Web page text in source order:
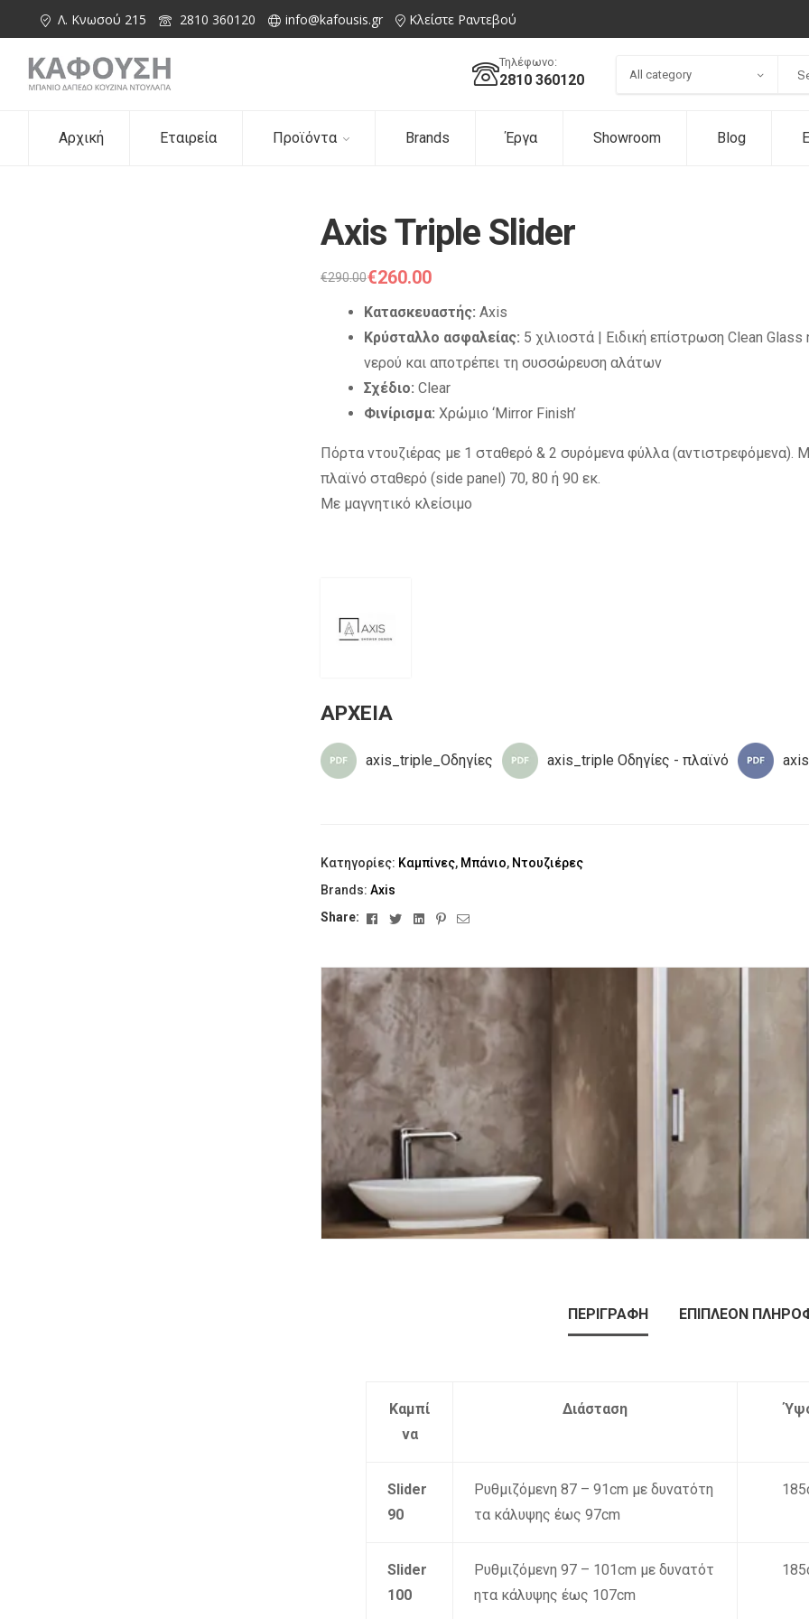
Λ. Κνωσού 215 2810 360120 info@kafousis.gr Κλείστε Ραντεβού
Τηλέφωνο:
2810 360120 All category
Αρχική Εταιρεία Προϊόντα Brands Έργα Showroom Blog
Axis Triple Slider
€290.00€260.00
Κατασκευαστής: Axis
Κρύσταλλο ασφαλείας: 5 χιλιοστά | Ειδική επίστρωση Clean
νερού και αποτρέπει τη συσσώρευση αλάτων
Σχέδιο: Clear
Φινίρισμα: Χρώμιο ‘Mirror Finish’
Πόρτα ντουζιέρας με 1 σταθερό & 2 συρόμενα φύλλα (αντιστρεφόμενα).
πλαϊνό σταθερό (side panel) 70, 80 ή 90 εκ.
Με μαγνητικό κλείσιμο
ΑΡΧΕΙΑ
axis_triple_Οδηγίες axis_triple Οδηγίες - πλαϊνό
Κατηγορίες: Καμπίνες, Μπάνιο, Ντουζιέρες
Brands: Axis
Share:
FacebookTwitterLinkedinPinterest
Email
ΠΕΡΙΓΡΑΦΉ ΕΠΙΠΛΈΟΝ
Καμπί
να
Διάσταση
Slider
90
Ρυθμιζόμενη 87 – 91cm με δυνατότη
τα κάλυψης έως 97cm
Slider
100
Ρυθμιζόμενη 97 – 101cm με δυνατότ
ητα κάλυψης έως 107cm